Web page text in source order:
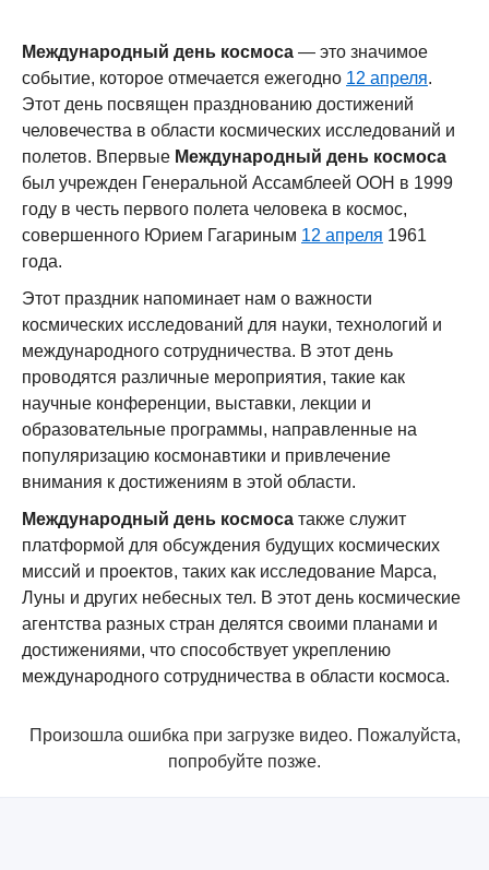
Международный день космоса — это значимое
событие, которое отмечается ежегодно 12 апреля.
Этот день посвящен празднованию достижений
человечества в области космических исследований и
полетов. Впервые Международный день космоса
был учрежден Генеральной Ассамблеей ООН в 1999
году в честь первого полета человека в космос,
совершенного Юрием Гагариным 12 апреля 1961
года.
Этот праздник напоминает нам о важности
космических исследований для науки, технологий и
международного сотрудничества. В этот день
проводятся различные мероприятия, такие как
научные конференции, выставки, лекции и
образовательные программы, направленные на
популяризацию космонавтики и привлечение
внимания к достижениям в этой области.
Международный день космоса также служит
платформой для обсуждения будущих космических
миссий и проектов, таких как исследование Марса,
Луны и других небесных тел. В этот день космические
агентства разных стран делятся своими планами и
достижениями, что способствует укреплению
международного сотрудничества в области космоса.
Произошла ошибка при загрузке видео. Пожалуйста,
попробуйте позже.